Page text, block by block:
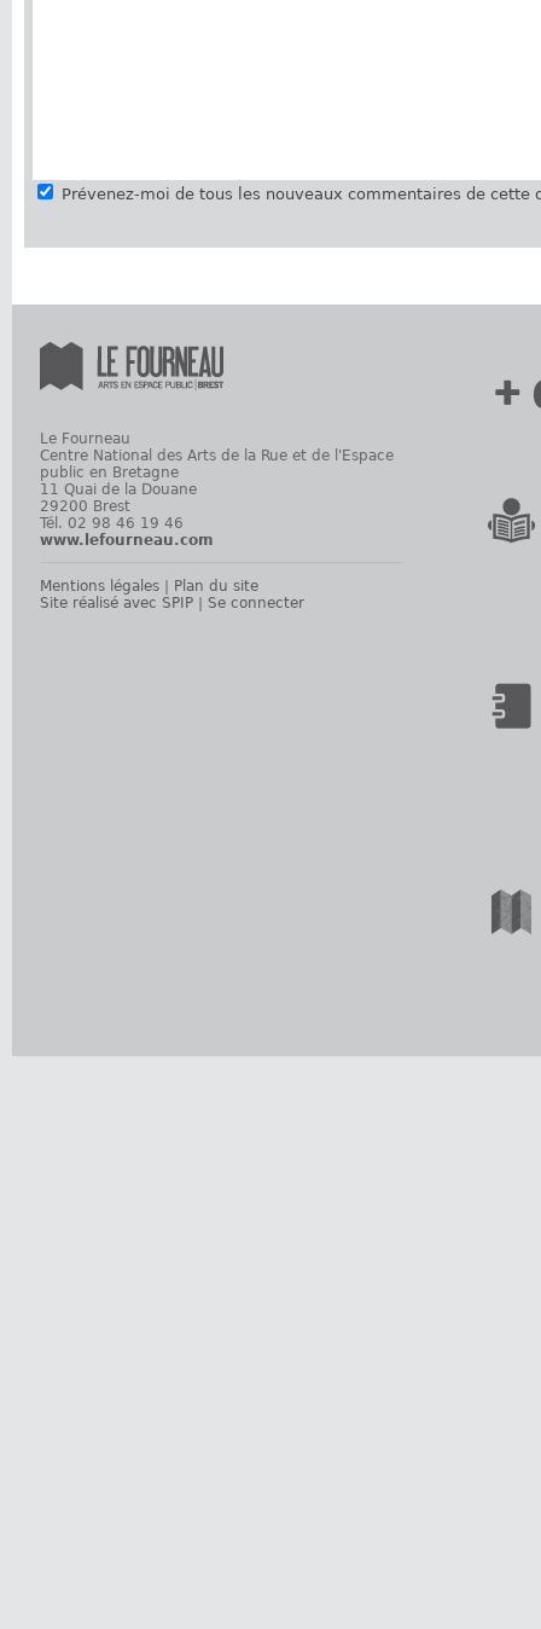
Prévenez-moi de tous les nouveaux commentaires de cette
Le Fourneau
Centre National des Arts de la Rue et de l'Espace
public en Bretagne
11 Quai de la Douane
29200 Brest
Tél. 02 98 46 19 46
www.lefourneau.com
Mentions légales
Plan du site
Site réalisé avec SPIP
Se connecter
+